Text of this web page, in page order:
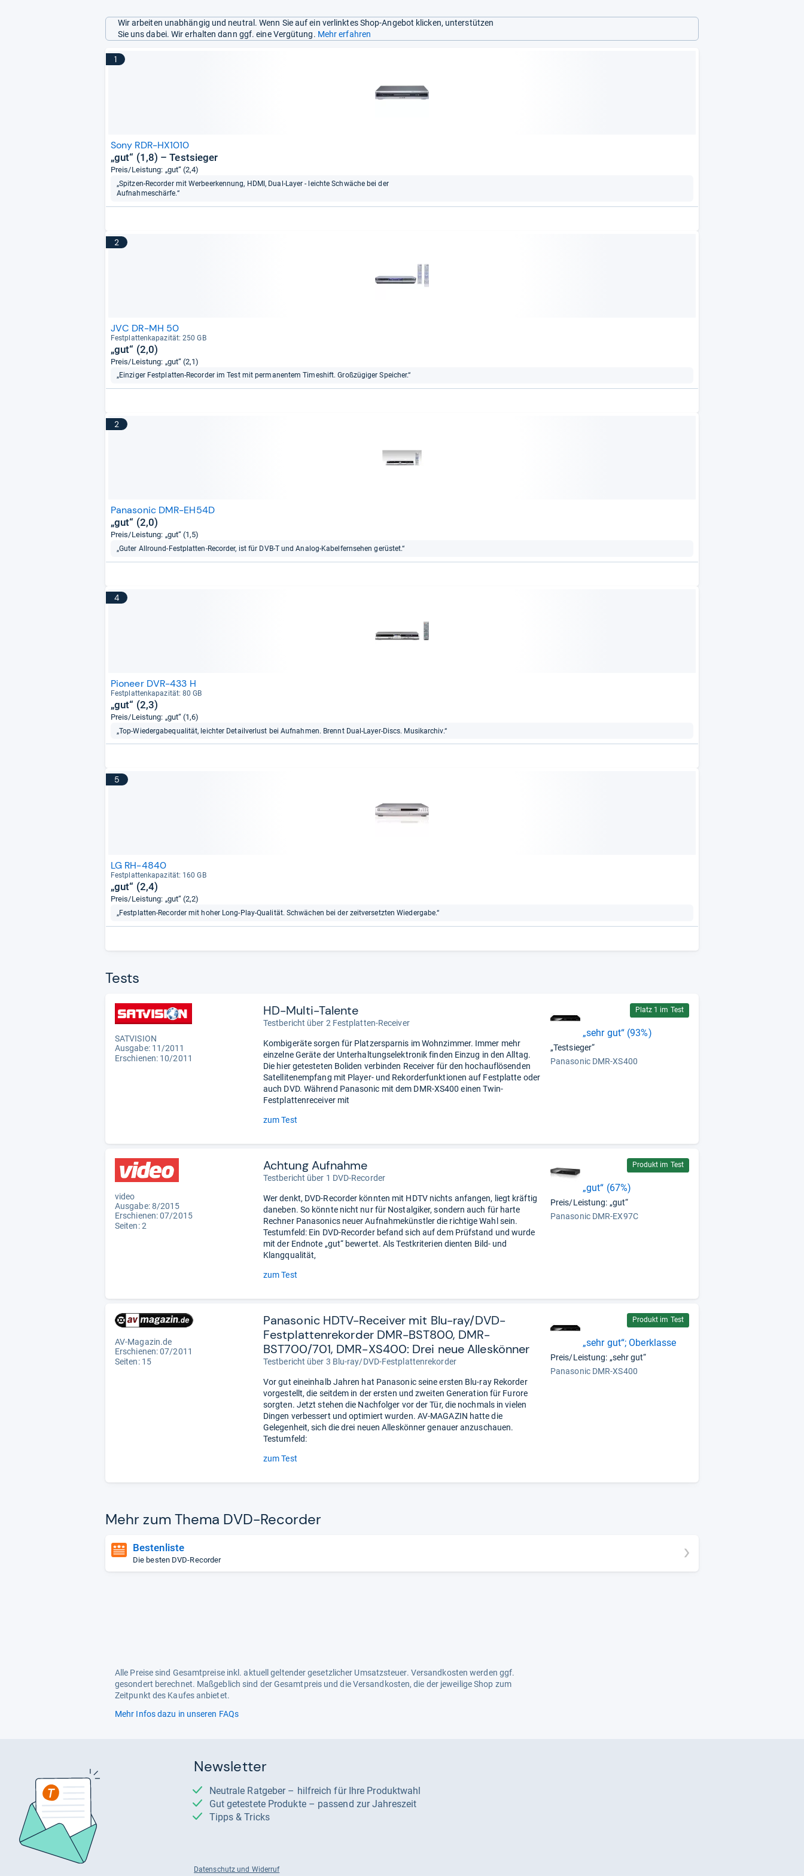
Wir arbeiten unabhängig und neutral. Wenn Sie auf ein verlinktes Shop-Angebot klicken, unterstützen
Sie uns dabei. Wir erhalten dann ggf. eine Vergütung. Mehr erfahren
1
Sony RDR-HX1010
„gut“ (1,8) – Testsieger
Preis/Leistung: „gut“ (2,4)
„Spitzen-Recorder mit Werbeerkennung, HDMI, Dual-Layer - leichte Schwäche bei der
Aufnahmeschärfe.“
2
JVC DR-MH 50
Fest­plat­ten­ka­pa­zi­tät: 250 GB
„gut“ (2,0)
Preis/Leistung: „gut“ (2,1)
„Einziger Festplatten-Recorder im Test mit permanentem Timeshift. Großzügiger Speicher.“
2
Panasonic DMR-EH54D
„gut“ (2,0)
Preis/Leistung: „gut“ (1,5)
„Guter Allround-Festplatten-Recorder, ist für DVB-T und Analog-Kabelfernsehen gerüstet.“
4
Pioneer DVR-433 H
Fest­plat­ten­ka­pa­zi­tät: 80 GB
„gut“ (2,3)
Preis/Leistung: „gut“ (1,6)
„Top-Wiedergabequalität, leichter Detailverlust bei Aufnahmen. Brennt Dual-Layer-Discs. Musikarchiv.“
5
LG RH-4840
Fest­plat­ten­ka­pa­zi­tät: 160 GB
„gut“ (2,4)
Preis/Leistung: „gut“ (2,2)
„Festplatten-Recorder mit hoher Long-Play-Qualität. Schwächen bei der zeitversetzten Wiedergabe.“
Tests
SATVISION
Ausgabe: 11/2011
Erschienen: 10/2011
HD-Multi-Talente
Testbericht über 2 Festplatten-Receiver
Kombigeräte sorgen für Platzersparnis im Wohnzimmer. Immer mehr
einzelne Geräte der Unterhaltungselektronik finden Einzug in den Alltag.
Die hier getesteten Boliden verbinden Receiver für den hochauflösenden
Satellitenempfang mit Player- und Rekorderfunktionen auf Festplatte oder
auch DVD. Während Panasonic mit dem DMR-XS400 einen Twin-
Festplattenreceiver mit
zum Test
Platz 1 im Test
„sehr gut“ (93%)
„Testsieger“
Panasonic DMR-XS400
video
Ausgabe: 8/2015
Erschienen: 07/2015
Seiten: 2
Achtung Aufnahme
Testbericht über 1 DVD-Recorder
Wer denkt, DVD-Recorder könnten mit HDTV nichts anfangen, liegt kräftig
daneben. So könnte nicht nur für Nostalgiker, sondern auch für harte
Rechner Panasonics neuer Aufnahmekünstler die richtige Wahl sein.
Testumfeld: Ein DVD-Recorder befand sich auf dem Prüfstand und wurde
mit der Endnote „gut“ bewertet. Als Testkriterien dienten Bild- und
Klangqualität,
zum Test
Produkt im Test
„gut“ (67%)
Preis/Leistung: „gut“
Panasonic DMR-EX97C
AV-Magazin.de
Erschienen: 07/2011
Seiten: 15
Panasonic HDTV-Receiver mit Blu-ray/DVD-
Festplattenrekorder DMR-BST800, DMR-
BST700/701, DMR-XS400: Drei neue Alleskönner
Testbericht über 3 Blu-ray/DVD-Festplattenrekorder
Vor gut eineinhalb Jahren hat Panasonic seine ersten Blu-ray Rekorder
vorgestellt, die seitdem in der ersten und zweiten Generation für Furore
sorgten. Jetzt stehen die Nachfolger vor der Tür, die nochmals in vielen
Dingen verbessert und optimiert wurden. AV-MAGAZIN hatte die
Gelegenheit, sich die drei neuen Alleskönner genauer anzuschauen.
Testumfeld:
zum Test
Produkt im Test
„sehr gut“; Oberklasse
Preis/Leistung: „sehr gut“
Panasonic DMR-XS400
Mehr zum Thema DVD-​Recor­der
Bestenliste
Die besten DVD-Recorder
Alle Preise sind Gesamtpreise inkl. aktuell geltender gesetzlicher Umsatzsteuer. Versandkosten werden ggf.
gesondert berechnet. Maßgeblich sind der Gesamtpreis und die Versandkosten, die der jeweilige Shop zum
Zeitpunkt des Kaufes anbietet.
Mehr Infos dazu in unseren FAQs
Newsletter
Neutrale Ratgeber – hilfreich für Ihre Produktwahl
Gut getestete Produkte – passend zur Jahreszeit
Tipps & Tricks
Datenschutz und Widerruf